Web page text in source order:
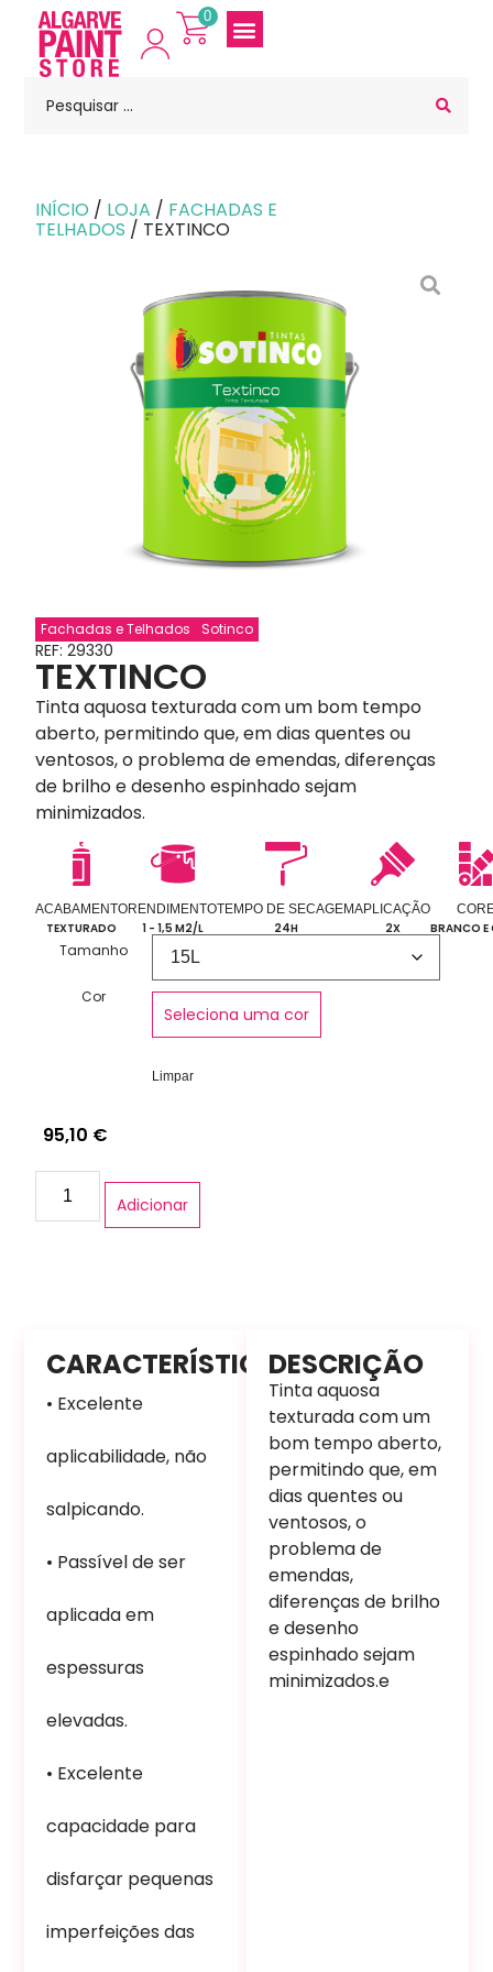
0
INÍCIO / LOJA / FACHADAS E
TELHADOS / TEXTINCO
Fachadas e Telhados Sotinco
REF: 29330
TEXTINCO
Tinta aquosa texturada com um bom tempo
aberto, permitindo que, em dias quentes ou
ventosos, o problema de emendas, diferenças
de brilho e desenho espinhado sejam
minimizados.
ACABAMENTO
TEXTURADO
RENDIMENTO
1 - 1,5 M2/L
TEMPO DE SECAGEM
24H
APLICAÇÃO
2X BRANCO E
Tamanho
Cor
Seleciona uma cor
Limpar
95,10 €
Adicionar
CARACTERÍSTICAS
• Excelente
aplicabilidade, não
salpicando.
• Passível de ser
aplicada em
espessuras
elevadas.
• Excelente
capacidade para
disfarçar pequenas
imperfeições das
DESCRIÇÃO
Tinta aquosa
texturada com um
bom tempo aberto,
permitindo que, em
dias quentes ou
ventosos, o
problema de
emendas,
diferenças de brilho
e desenho
espinhado sejam
minimizados.e